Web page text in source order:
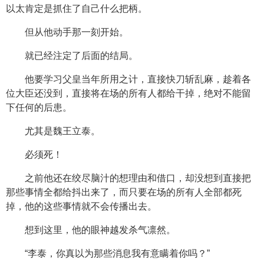
以太肯定是抓住了自己什么把柄。
但从他动手那一刻开始。
就已经注定了后面的结局。
他要学习父皇当年所用之计，直接快刀斩乱麻，趁着各
位大臣还没到，直接将在场的所有人都给干掉，绝对不能留
下任何的后患。
尤其是魏王立泰。
必须死！
之前他还在绞尽脑汁的想理由和借口，却没想到直接把
那些事情全都给抖出来了，而只要在场的所有人全部都死
掉，他的这些事情就不会传播出去。
想到这里，他的眼神越发杀气凛然。
“李泰，你真以为那些消息我有意瞒着你吗？”